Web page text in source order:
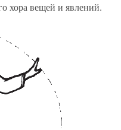
хора вещей и явлений.